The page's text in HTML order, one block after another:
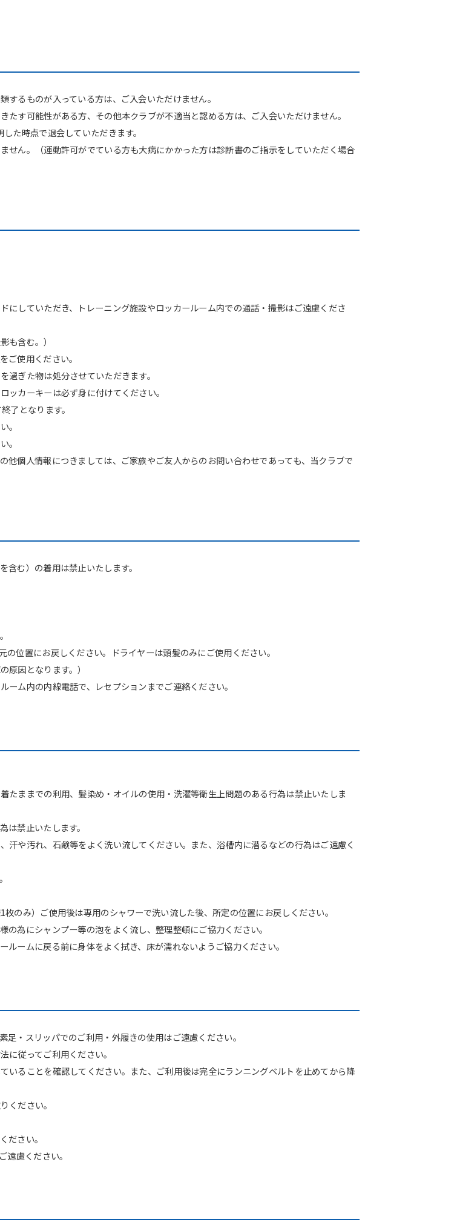
るものが入っている方は、ご入会いただけません。
す可能性がある方、その他本クラブが不適当と認める方は、ご入会いただけません。
た時点で退会していただきます。
せん。（運動許可がでている方も大病にかかった方は診断書のご指示をしていただく場合
にしていただき、トレーニング施設やロッカールーム内での通話・撮影はご遠慮くださ
も含む。）
ご使用ください。
過ぎた物は処分させていただきます。
ッカーキーは必ず身に付けてください。
了となります。
。
。
他個人情報につきましては、ご家族やご友人からのお問い合わせであっても、当クラブで
含む）の着用は禁止いたします。
位置にお戻しください。ドライヤーは頭髪のみにご使用ください。
原因となります。）
ム内の内線電話で、レセプションまでご連絡ください。
たままでの利用、髪染め・オイルの使用・洗濯等衛生上問題のある行為は禁止いたしま
は禁止いたします。
汗や汚れ、石鹸等をよく洗い流してください。また、浴槽内に潜るなどの行為はご遠慮く
のみ）ご使用後は専用のシャワーで洗い流した後、所定の位置にお戻しください。
為にシャンプー等の泡をよく流し、整理整頓にご協力ください。
ームに戻る前に身体をよく拭き、床が濡れないようご協力ください。
・スリッパでのご利用・外履きの使用はご遠慮ください。
に従ってご利用ください。
いることを確認してください。また、ご利用後は完全にランニングベルトを止めてから降
ください。
ださい。
慮ください。
foreigners
Sports official website is
translated into
Click the link below (start
translation) to return to
page.
if you use an automatic
service, the Japanese
of this website will be
mechanically, so it may
accurate translation.